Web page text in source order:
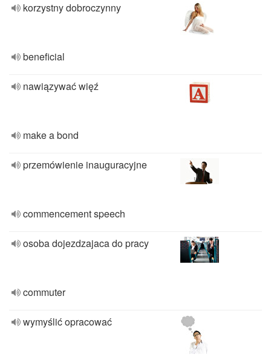
korzystny dobroczynny
beneficial
nawiązywać więź
make a bond
przemówienie inauguracyjne
commencement speech
osoba dojezdzajaca do pracy
commuter
wymyślić opracować